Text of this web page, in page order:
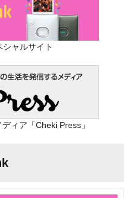
シャルサイト
ィア「Cheki Press」